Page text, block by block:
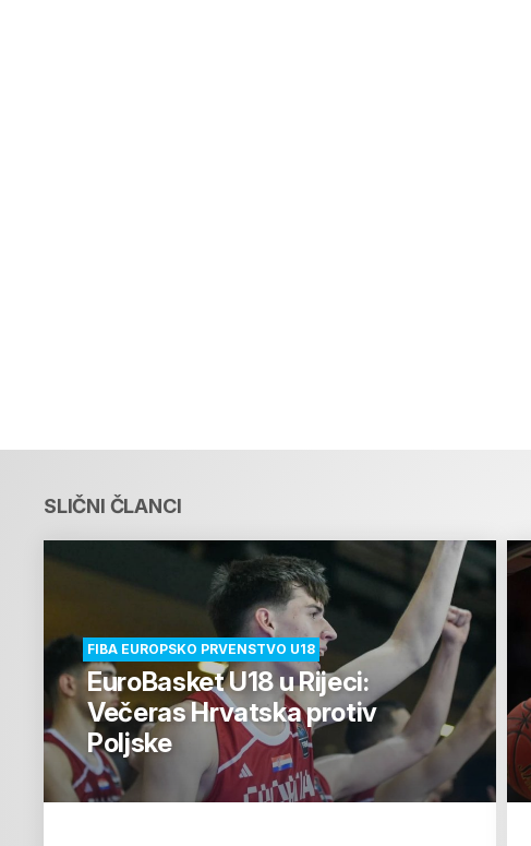
SLIČNI ČLANCI
FIBA EUROPSKO PRVENSTVO U18
EuroBasket U18 u Rijeci:
Večeras Hrvatska protiv
Poljske